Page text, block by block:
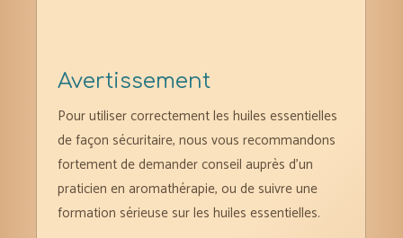
Avertissement
Pour utiliser correctement les huiles essentielles
de façon sécuritaire, nous vous recommandons
fortement de demander conseil auprès d’un
praticien en aromathérapie, ou de suivre une
formation sérieuse sur les huiles essentielles.